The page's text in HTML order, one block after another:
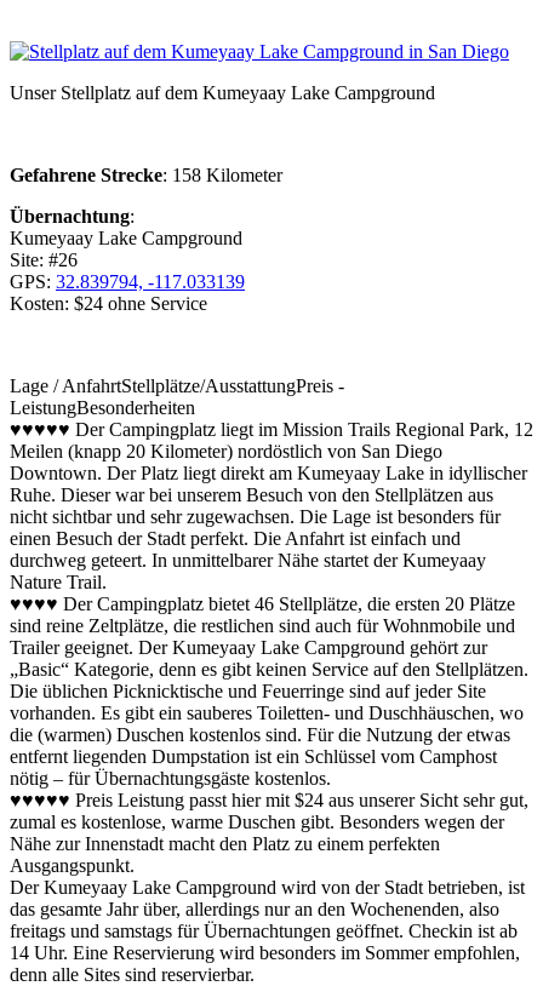
Unser Stellplatz auf dem Kumeyaay Lake Campground
Gefahrene Strecke: 158 Kilometer
Übernachtung:
Kumeyaay Lake Campground
Site: #26
GPS: 32.839794, -117.033139
Kosten: $24 ohne Service
Lage / AnfahrtStellplätze/AusstattungPreis -
LeistungBesonderheiten
♥♥♥♥♥ Der Campingplatz liegt im Mission Trails Regional Park, 12
Meilen (knapp 20 Kilometer) nordöstlich von San Diego
Downtown. Der Platz liegt direkt am Kumeyaay Lake in idyllischer
Ruhe. Dieser war bei unserem Besuch von den Stellplätzen aus
nicht sichtbar und sehr zugewachsen. Die Lage ist besonders für
einen Besuch der Stadt perfekt. Die Anfahrt ist einfach und
durchweg geteert. In unmittelbarer Nähe startet der Kumeyaay
Nature Trail.
♥♥♥♥ Der Campingplatz bietet 46 Stellplätze, die ersten 20 Plätze
sind reine Zeltplätze, die restlichen sind auch für Wohnmobile und
Trailer geeignet. Der Kumeyaay Lake Campground gehört zur
„Basic“ Kategorie, denn es gibt keinen Service auf den Stellplätzen.
Die üblichen Picknicktische und Feuerringe sind auf jeder Site
vorhanden. Es gibt ein sauberes Toiletten- und Duschhäuschen, wo
die (warmen) Duschen kostenlos sind. Für die Nutzung der etwas
entfernt liegenden Dumpstation ist ein Schlüssel vom Camphost
nötig – für Übernachtungsgäste kostenlos.
♥♥♥♥♥ Preis Leistung passt hier mit $24 aus unserer Sicht sehr gut,
zumal es kostenlose, warme Duschen gibt. Besonders wegen der
Nähe zur Innenstadt macht den Platz zu einem perfekten
Ausgangspunkt.
Der Kumeyaay Lake Campground wird von der Stadt betrieben, ist
das gesamte Jahr über, allerdings nur an den Wochenenden, also
freitags und samstags für Übernachtungen geöffnet. Checkin ist ab
14 Uhr. Eine Reservierung wird besonders im Sommer empfohlen,
denn alle Sites sind reservierbar.